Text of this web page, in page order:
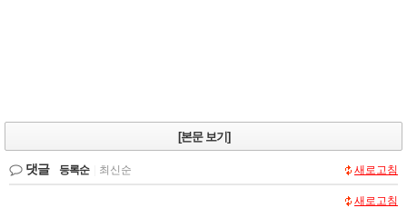
[본문 보기]
댓글 등록순 최신순 새로고침
새로고침